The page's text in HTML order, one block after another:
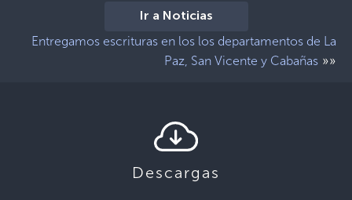
Ir a Noticias
Entregamos escrituras en los los departamentos de La
Paz, San Vicente y Cabañas »»
Descargas